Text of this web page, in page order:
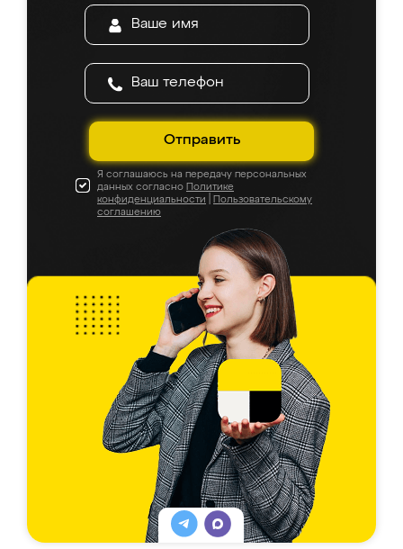
Отправить
Я соглашаюсь на передачу персональных
данных согласно Политике
конфиденциальности
Пользовательскому
соглашению